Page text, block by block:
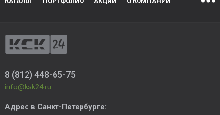
8 (812) 448-65-75
info@ksk24.ru
Адрес в Санкт-Петербурге: